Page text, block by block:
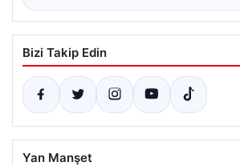
Bizi Takip Edin
Yan Manşet